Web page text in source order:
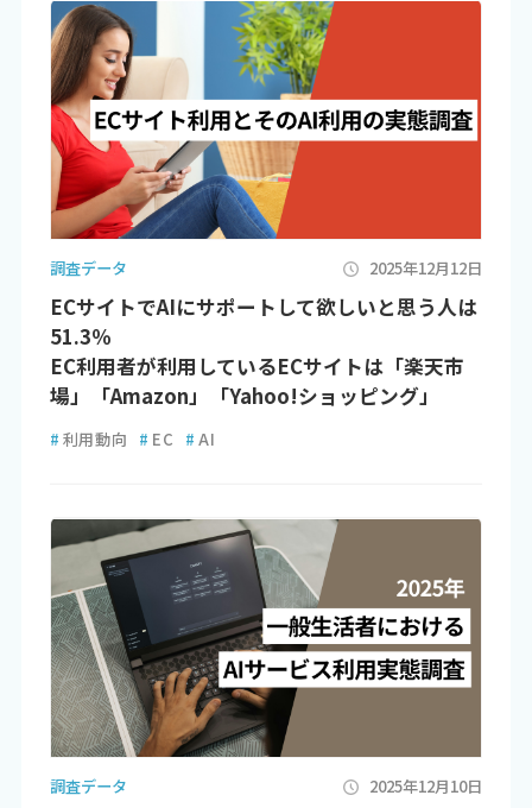
調査データ 2025年12月12日
ECサイトでAIにサポートして欲しいと思う人は
51.3％
EC利用者が利用しているECサイトは「楽天市
場」「Amazon」「Yahoo!ショッピング」
# 利用動向 # EC # AI
調査データ 2025年12月10日